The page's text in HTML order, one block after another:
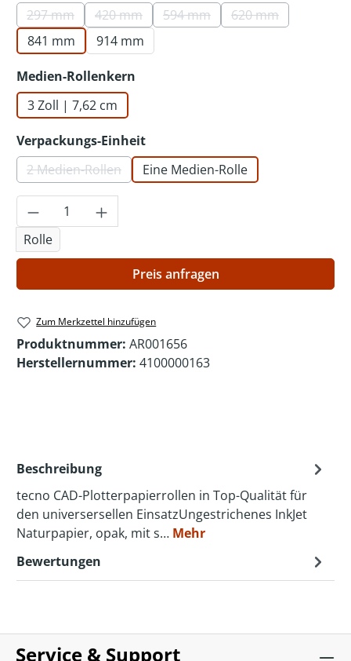
297 mm(Diese Option ist zurzeit nicht verfügbar.)
420 mm(Diese Option ist zurzeit nicht verfügbar.)
594 mm(Diese Option ist zurzeit nicht
620 mm(Diese Option ist
841 mm 914 mm
Medien-Rollenkern
3 Zoll | 7,62 cm
Verpackungs-Einheitauswählen
2 Medien-Rollen(Diese Option ist zurzeit nicht verfügbar.)
Eine Medien-Rolle
Produkt Anzahl: Gib den gewünschten
Rolle
Preis anfragen
Zum Merkzettel hinzufügen
Produktnummer: AR001656
Herstellernummer: 4100000163
Beschreibung
tecno CAD-Plotterpapierrollen in Top-Qualität für
den universersellen EinsatzUngestrichenes InkJet
Naturpapier, opak, mit s… Mehr
Bewertungen
Service & Support